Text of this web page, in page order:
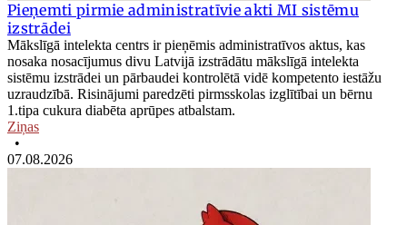
Pieņemti pirmie administratīvie akti MI sistēmu
izstrādei
Mākslīgā intelekta centrs ir pieņēmis administratīvos aktus, kas
nosaka nosacījumus divu Latvijā izstrādātu mākslīgā intelekta
sistēmu izstrādei un pārbaudei kontrolētā vidē kompetento iestāžu
uzraudzībā. Risinājumi paredzēti pirmsskolas izglītībai un bērnu
1.tipa cukura diabēta aprūpes atbalstam.
Ziņas
•
07.08.2026